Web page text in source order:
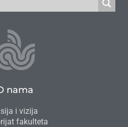
nama
i vizija
fakulteta